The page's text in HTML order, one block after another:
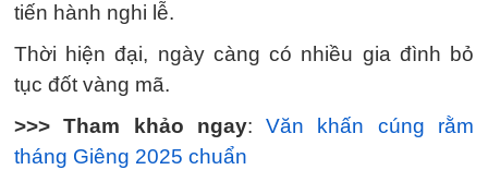
tiến hành nghi lễ.
Thời hiện đại, ngày càng có nhiều gia đình bỏ
tục đốt vàng mã.
>>> Tham khảo ngay:Văn khấn cúng rằm
tháng Giêng 2025 chuẩn